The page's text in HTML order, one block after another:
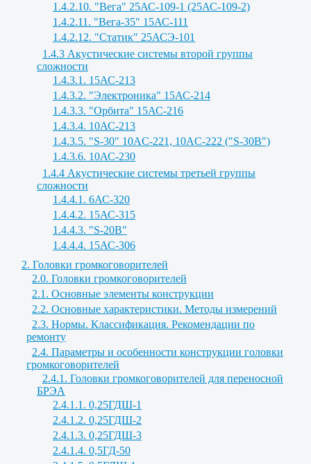
1.4.2.10. "Вега" 25АС-109-1 (25АС-109-2)
1.4.2.11. "Вега-35" 15АС-111
1.4.2.12. "Статик" 25АСЭ-101
1.4.3 Акустические системы второй группы
сложности
1.4.3.1. 15АС-213
1.4.3.2. "Электроника" 15АС-214
1.4.3.3. "Орбита" 15АС-216
1.4.3.4. 10АС-213
1.4.3.5. "S-30" 10AC-221, 10AC-222 ("S-30B")
1.4.3.6. 10АС-230
1.4.4 Акустические системы третьей группы
сложности
1.4.4.1. 6АС-320
1.4.4.2. 15АС-315
1.4.4.3. "S-20B"
1.4.4.4. 15АС-306
2. Головки громкоговорителей
2.0. Головки громкоговорителей
2.1. Основные элементы конструкции
2.2. Основные характеристики. Методы измерений
2.3. Нормы. Классификация. Рекомендации по
ремонту
2.4. Параметры и особенности конструкции головки
громкоговорителей
2.4.1. Головки громкоговорителей для переносной
БРЭА
2.4.1.1. 0,25ГДШ-1
2.4.1.2. 0,25ГДШ-2
2.4.1.3. 0,25ГДШ-3
2.4.1.4. 0,5ГД-50